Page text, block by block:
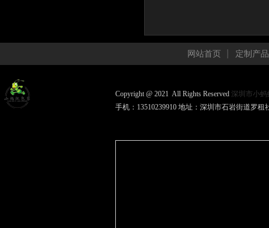
网站首页 定制产品
Copyright @ 2021 All Rights Reserved 深圳市小
手机：13510239910 地址：深圳市石岩街道罗